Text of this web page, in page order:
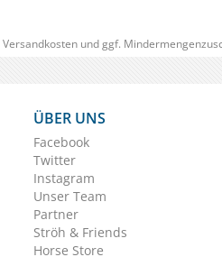
Versandkostenund ggf.
ÜBER UNS
Facebook
Twitter
Instagram
Unser Team
Partner
Ströh & Friends
Horse Store